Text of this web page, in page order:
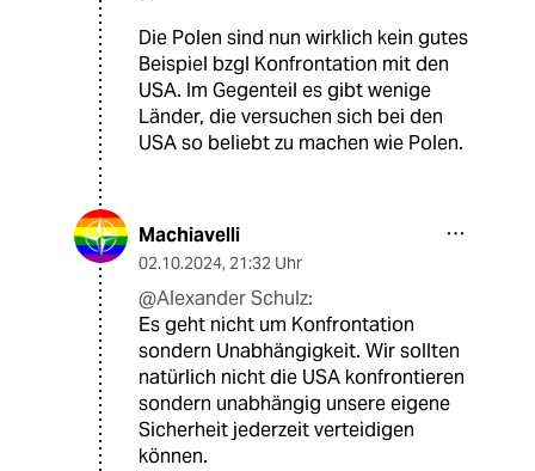
Die Polen sind nun wirklich kein gutes
Beispiel bzgl Konfrontation mit den
USA. Im Gegenteil es gibt wenige
Länder, die versuchen sich bei den
USA so beliebt zu machen wie Polen.
Machiavelli
02.10.2024, 21:32 Uhr
@Alexander Schulz:
Es geht nicht um Konfrontation
sondern Unabhängigkeit. Wir sollten
natürlich nicht die USA konfrontieren
sondern unabhängig unsere eigene
Sicherheit jederzeit verteidigen
können.